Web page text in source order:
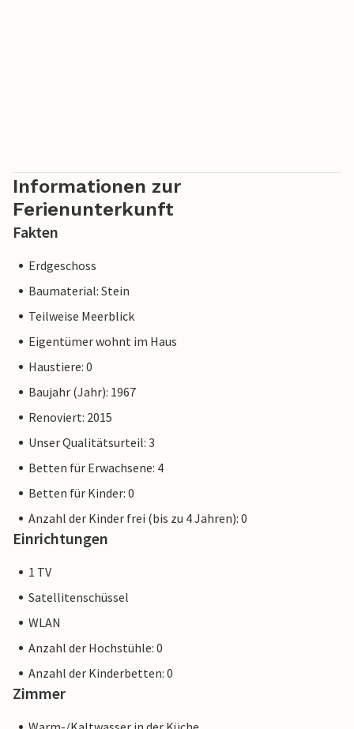
Informationen zur
Ferienunterkunft
Fakten
Erdgeschoss
Baumaterial: Stein
Teilweise Meerblick
Eigentümer wohnt im Haus
Haustiere: 0
Baujahr (Jahr): 1967
Renoviert: 2015
Unser Qualitätsurteil: 3
Betten für Erwachsene: 4
Betten für Kinder: 0
Anzahl der Kinder frei (bis zu 4 Jahren): 0
Einrichtungen
1 TV
Satellitenschüssel
WLAN
Anzahl der Hochstühle: 0
Anzahl der Kinderbetten: 0
Zimmer